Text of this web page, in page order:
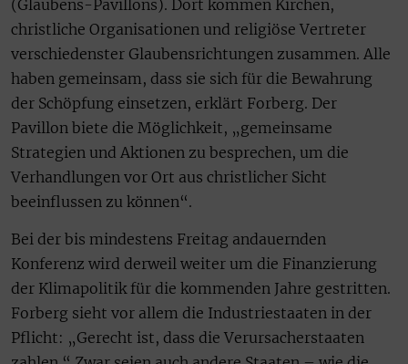
(Glaubens-Pavillons). Dort kommen Kirchen,
christliche Organisationen und religiöse Vertreter
verschiedenster Glaubensrichtungen zusammen. Alle
haben gemeinsam, dass sie sich für die Bewahrung
der Schöpfung einsetzen, erklärt Forberg. Der
Pavillon biete die Möglichkeit, „gemeinsame
Strategien und Aktionen zu besprechen, um die
Verhandlungen vor Ort aus christlicher Sicht
beeinflussen zu können“.
Bei der bis mindestens Freitag andauernden
Konferenz wird derweil weiter um die Finanzierung
der Klimapolitik für die kommenden Jahre gestritten.
Forberg sieht vor allem die Industriestaaten in der
Pflicht: „Gerecht ist, dass die Verursacherstaaten